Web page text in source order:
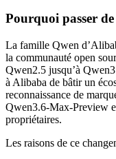
Pourquoi passer
La famille Qwen
la communauté open
Qwen2.5 jusqu’à
à Alibaba de bâtir un
reconnaissance de
Qwen3.6-Max-Preview
propriétaires.
Les raisons de ce